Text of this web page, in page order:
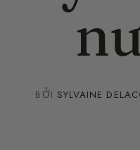
BỞI SYLVAINE